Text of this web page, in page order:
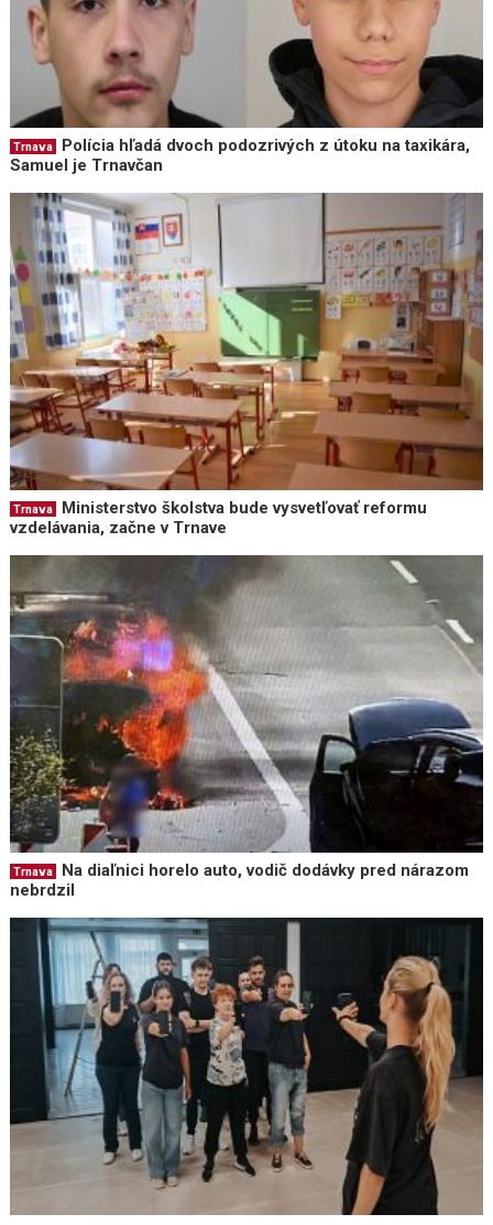
Trnava
Polícia hľadá dvoch podozrivých z útoku na taxikára,
Samuel je Trnavčan
Trnava
Ministerstvo školstva bude vysvetľovať reformu
vzdelávania, začne v Trnave
Trnava
Na diaľnici horelo auto, vodič dodávky pred nárazom
nebrdzil